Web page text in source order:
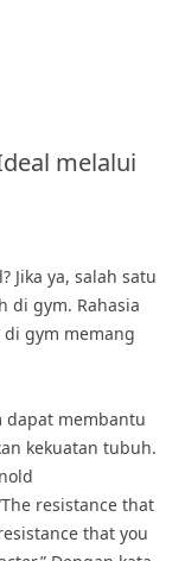
melalui
Jika ya, salah satu
di gym. Rahasia
gym memang
membantu
kekuatan tubuh.
resistance that
that you